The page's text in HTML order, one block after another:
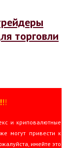
торговли
!!
и криповалютные
же могут привести к
имейте это